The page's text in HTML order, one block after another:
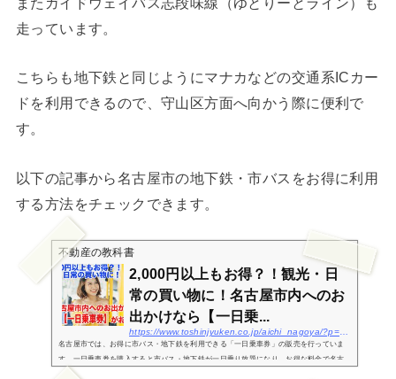
走っています。
こちらも地下鉄と同じようにマナカなどの交通系ICカー
ドを利用できるので、守山区方面へ向かう際に便利で
す。
以下の記事から名古屋市の地下鉄・市バスをお得に利用
する方法をチェックできます。
不動産の教科書
2,000円以上もお得？！観光・日
常の買い物に！名古屋市内へのお
出かけなら【一日乗...
名古屋市では、お得に市バス・地下鉄を利用できる「一日乗車券」の販売を行っていま
す。一日乗車券を購入すると市バス・地下鉄が一日乗り放題になり、お得な料金で名古
屋市内を巡ることが可能です。観光で訪れた方はもちろん、日常的なお出かけにも役立